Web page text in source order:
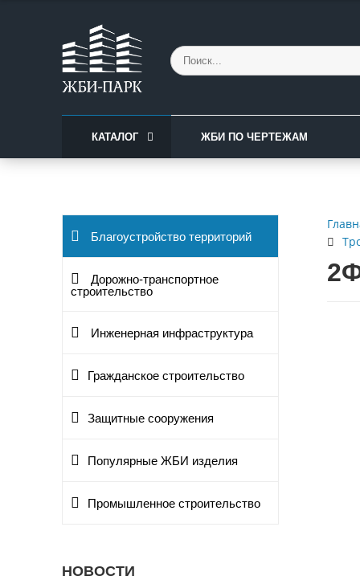
КАТАЛОГ ЖБИ ПО ЧЕРТЕЖАМ
Благоустройство территорий
Дорожно-транспортное
строительство
Инженерная инфраструктура
Гражданское строительство
Защитные сооружения
Популярные ЖБИ изделия
Промышленное строительство
НОВОСТИ